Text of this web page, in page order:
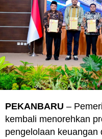
PEKANBARU –
kembali menorehkan
pengelolaan keuangan